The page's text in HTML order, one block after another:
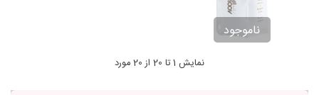
ناموجود
نمایش 1 تا 20 از 20 مورد